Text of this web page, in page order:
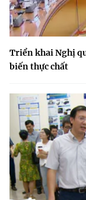
Triển khai Nghị
biến thực chất